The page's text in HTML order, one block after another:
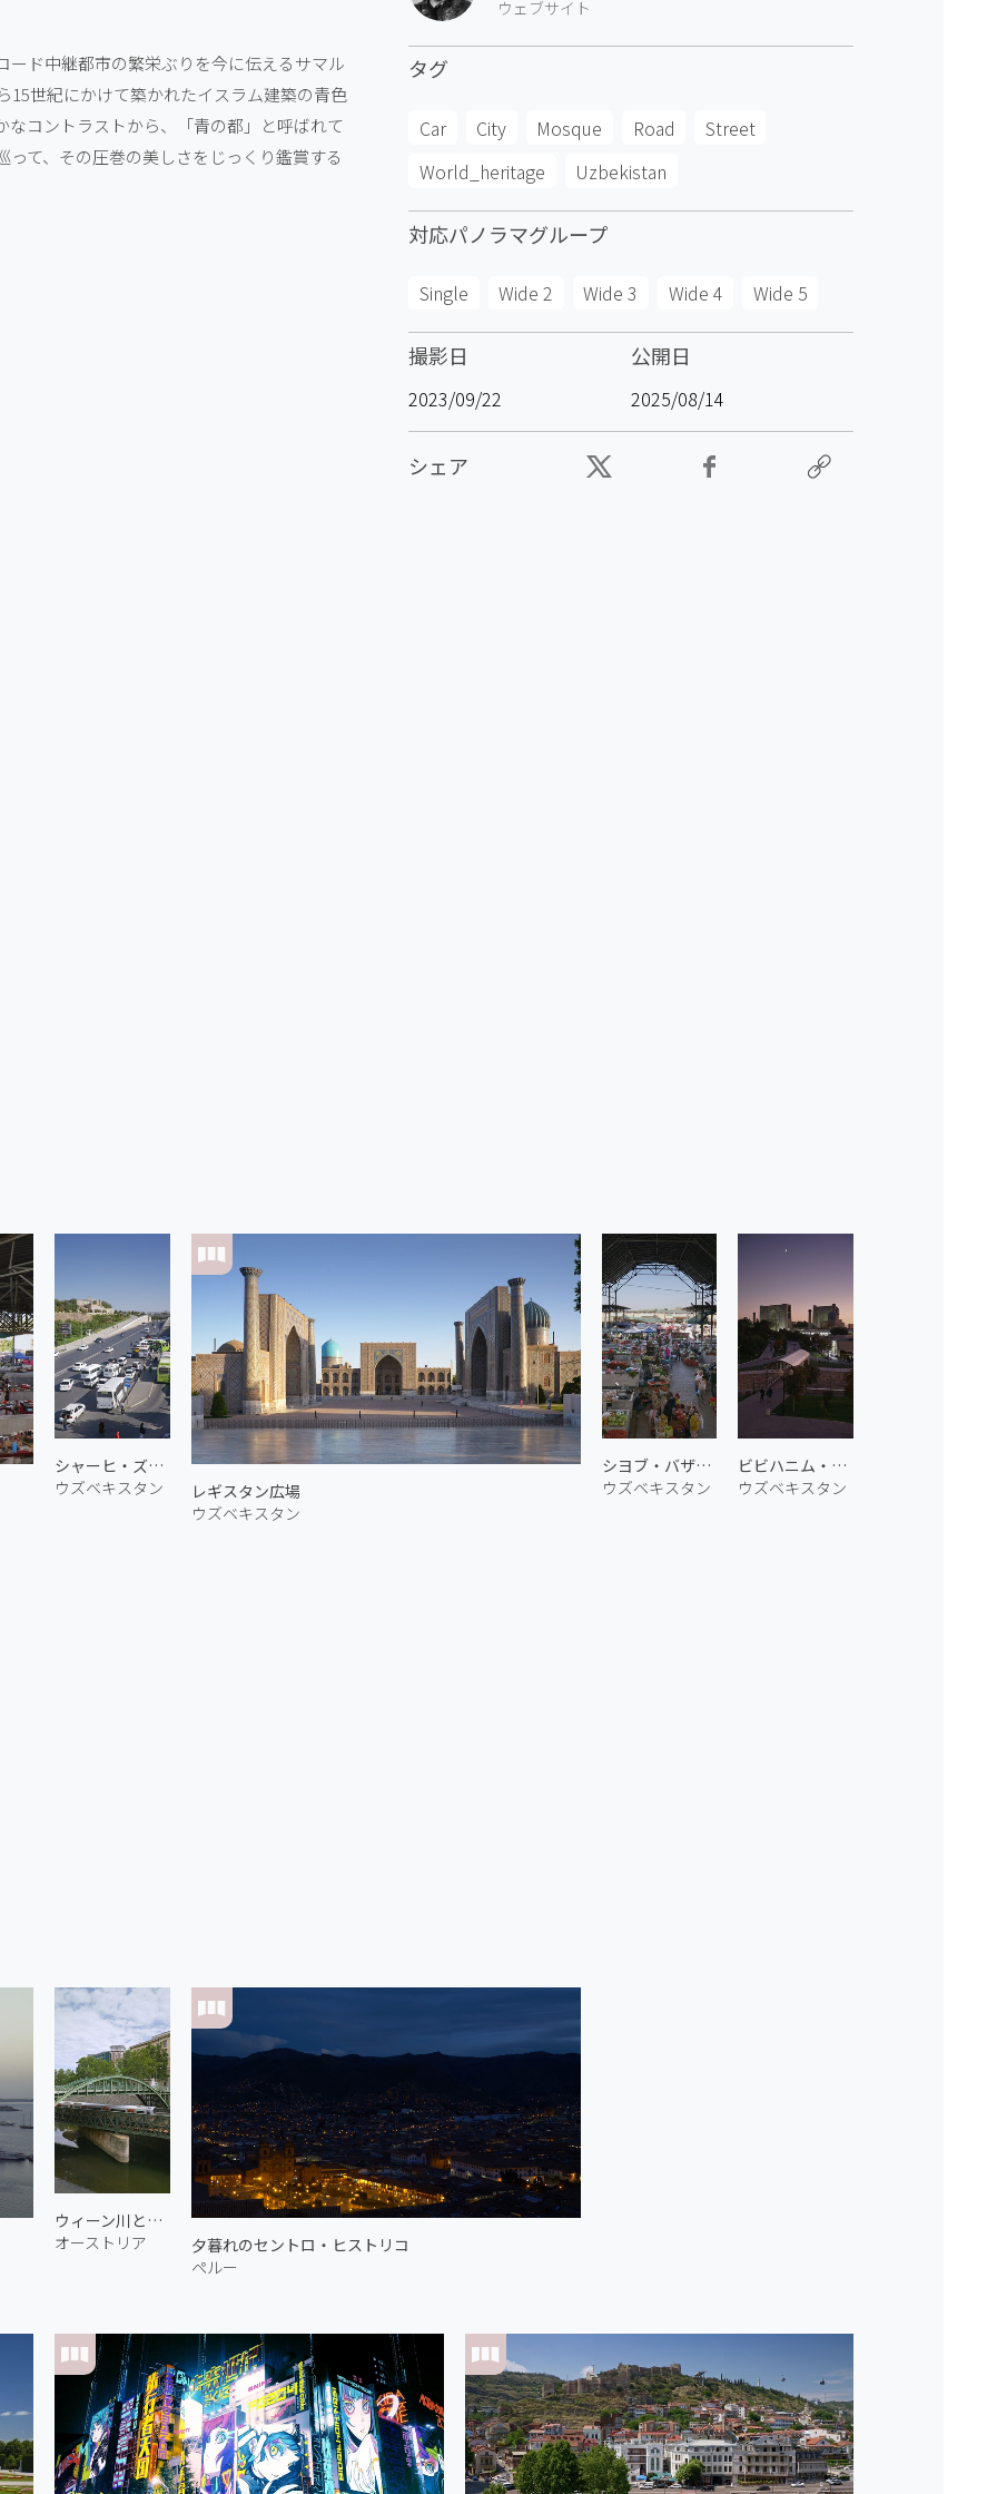
ド中継都市の繁栄ぶりを今に伝えるサマル
15世紀にかけて築かれたイスラム建築の青色
コントラストから、「青の都」と呼ばれて
て、その圧巻の美しさをじっくり鑑賞する
ウェブサイト
タグ
Car City Mosque Road
Street
World_heritage
Uzbekistan
対応パノラマグループ
Single Wide 2 Wide 3 Wide 4 Wide 5
撮影日
2023/09/22
公開日
2025/08/14
シェア
シャーヒ・ズィンダ通り 1
ウズベキスタン
レギスタン広場
ウズベキスタン
シヨブ・バザール
ウズベキスタン
ビビハニム・モスク 1
ウズベキスタン
ウィーン川と列車 1
オーストリア
夕暮れのセントロ・ヒストリコ
ペルー